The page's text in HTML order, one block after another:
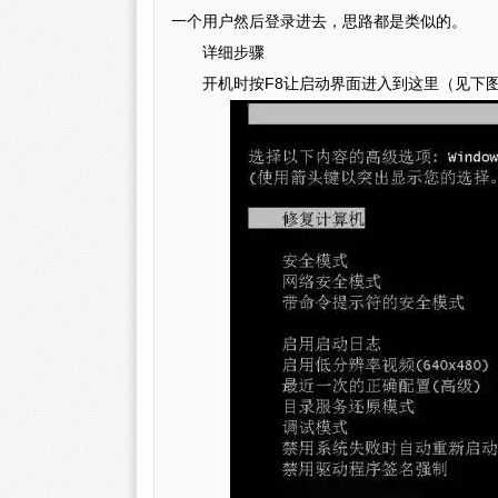
一个用户然后登录进去，思路都是类似的。
详细步骤
开机时按F8让启动界面进入到这里（见下